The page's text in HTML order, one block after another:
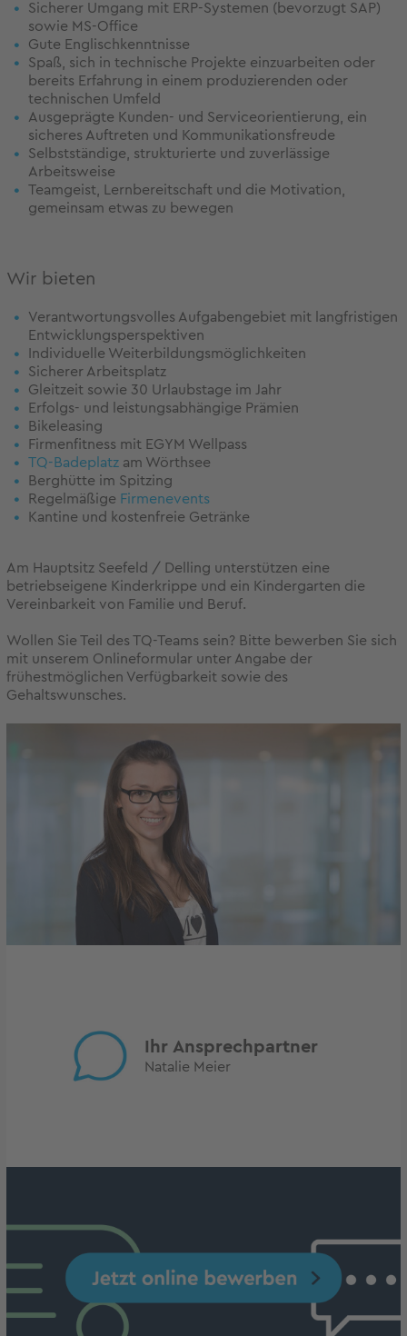
Sicherer Umgang mit ERP-Systemen (bevorzugt SAP)
sowie MS-Office
Gute Englischkenntnisse
Spaß, sich in technische Projekte einzuarbeiten oder
bereits Erfahrung in einem produzierenden oder
technischen Umfeld
Ausgeprägte Kunden- und Serviceorientierung, ein
sicheres Auftreten und Kommunikationsfreude
Selbstständige, strukturierte und zuverlässige
Arbeitsweise
Teamgeist, Lernbereitschaft und die Motivation,
gemeinsam etwas zu bewegen
Wir bieten
Verantwortungsvolles Aufgabengebiet mit langfristigen
Entwicklungsperspektiven
Individuelle Weiterbildungsmöglichkeiten
Sicherer Arbeitsplatz
Gleitzeit sowie 30 Urlaubstage im Jahr
Erfolgs- und leistungsabhängige Prämien
Bikeleasing
Firmenfitness mit EGYM Wellpass
TQ-Badeplatz am Wörthsee
Berghütte im Spitzing
Regelmäßige Firmenevents
Kantine und kostenfreie Getränke
Am Hauptsitz Seefeld / Delling unterstützen eine
betriebseigene Kinderkrippe und ein Kindergarten die
Vereinbarkeit von Familie und Beruf.
Wollen Sie Teil des TQ-Teams sein? Bitte bewerben Sie sich
mit unserem Onlineformular unter Angabe der
frühestmöglichen Verfügbarkeit sowie des
Gehaltswunsches.
Ihr Ansprechpartner
Natalie Meier